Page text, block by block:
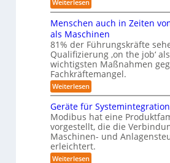
e
f
ü
r
R
o
b
o
t
i
k
u
n
r
ä
u
m
e
b
i
s
S
O
-
K
l
c
h
v
o
n
m
i
l
i
t
ä
r
i
s
c
h
e
r
B
t
i
o
n
e
n
-
S
c
h
w
i
ß
c
o
b
o
t
Weiterlesen
P
ä
s
e
n
t
a
t
i
o
n
v
o
n
E
n
c
Menschen auch in Zeiten
als Maschinen
81% der Führungskräfte
Qualifizierung ‚on the job‘
wichtigsten Maßnahmen
Fachkräftemangel.
Weiterlesen:
M
n
s
c
h
e
n
Geräte für
Modibus hat eine
vorgestellt, die die
Maschinen- und
erleichtert.
Weiterlesen: